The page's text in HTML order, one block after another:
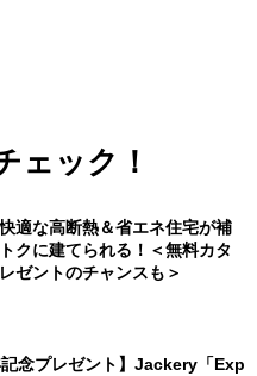
ェック！
適な高断熱＆省エネ住宅が補
クに建てられる！＜無料カタ
ゼントのチャンスも＞
記念プレゼント】Jackery「Exp